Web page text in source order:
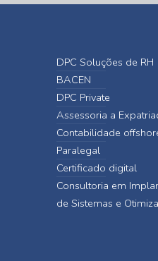
DPC Soluções de RH
BACEN
DPC Private
Assessoria a
Contabilidade
Paralegal
Certificado digital
Consultoria em
de Sistemas e